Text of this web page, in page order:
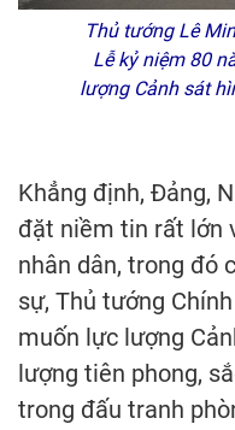
Thủ tướng Lê
Lễ kỷ niệm 80
lượng Cảnh sát
Khẳng định, Đảng,
đặt niềm tin rất lớn
nhân dân, trong đó
sự, Thủ tướng
muốn lực lượng
lượng tiên phong,
trong đấu tranh